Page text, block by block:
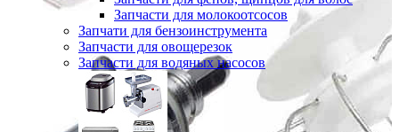
Запчасти для молокоотсосов
Запчати для бензоинструмента
Запчасти для овощерезок
Запчасти для водяных насосов